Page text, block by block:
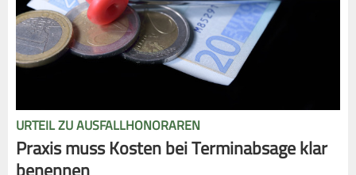
URTEIL ZU AUSFALLHONORAREN
Praxis muss Kosten bei Terminabsage klar